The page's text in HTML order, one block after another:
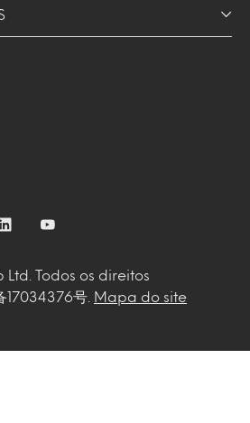
Ltd. Todos os direitos
17034376号.
Mapa do site